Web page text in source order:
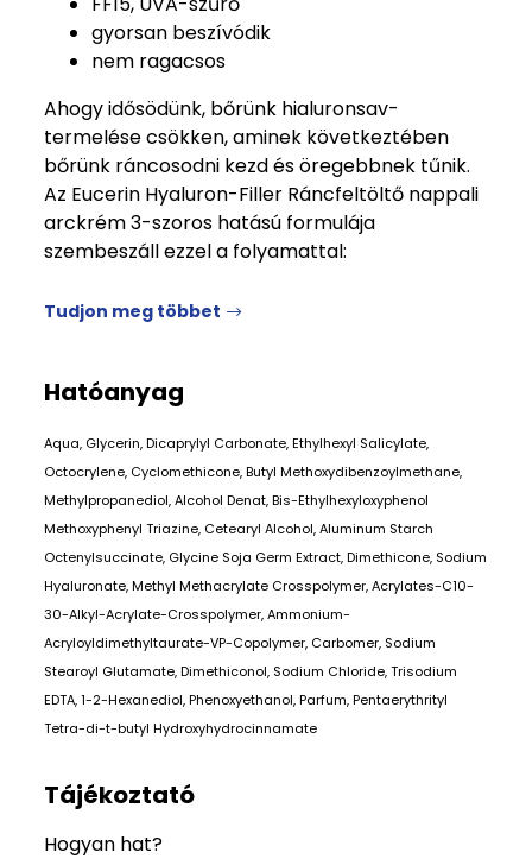
gyorsan beszívódik
nem ragacsos
Ahogy idősödünk, bőrünk hialuronsav-
termelése csökken, aminek következtében
bőrünk ráncosodni kezd és öregebbnek tűnik.
Az Eucerin Hyaluron-Filler Ráncfeltöltő nappali
arckrém 3-szoros hatású formulája
szembeszáll ezzel a folyamattal:
Tudjon meg többet
Hatóanyag
Aqua, Glycerin, Dicaprylyl Carbonate, Ethylhexyl Salicylate,
Octocrylene, Cyclomethicone, Butyl Methoxydibenzoylmethane,
Methylpropanediol, Alcohol Denat, Bis-Ethylhexyloxyphenol
Methoxyphenyl Triazine, Cetearyl Alcohol, Aluminum Starch
Octenylsuccinate, Glycine Soja Germ Extract, Dimethicone, Sodium
Hyaluronate, Methyl Methacrylate Crosspolymer, Acrylates-C10-
30-Alkyl-Acrylate-Crosspolymer, Ammonium-
Acryloyldimethyltaurate-VP-Copolymer, Carbomer, Sodium
Stearoyl Glutamate, Dimethiconol, Sodium Chloride, Trisodium
EDTA, 1-2-Hexanediol, Phenoxyethanol, Parfum, Pentaerythrityl
Tetra-di-t-butyl Hydroxyhydrocinnamate
Tájékoztató
Hogyan hat?